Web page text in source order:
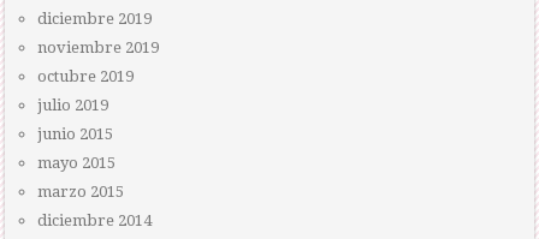
diciembre 2019
noviembre 2019
octubre 2019
julio 2019
junio 2015
mayo 2015
marzo 2015
diciembre 2014